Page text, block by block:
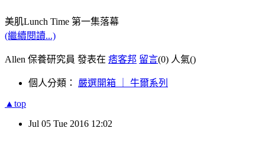
美肌Lunch Time 第一集落幕
(繼續閱讀...)
Allen 保養研究員 發表在 痞客邦 留言(0) 人氣()
個人分類： 嚴選開箱 ｜ 牛爾系列
▲top
Jul 05 Tue 2016 12:02